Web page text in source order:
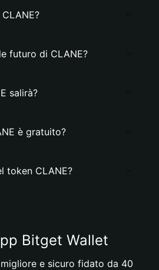
futuro di CLANE?
salirà?
è gratuito?
token CLANE?
Bitget Wallet
e sicuro fidato da 40